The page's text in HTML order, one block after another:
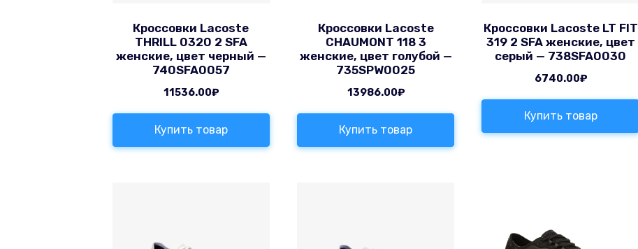
Кроссовки Lacoste
THRILL 0320 2 SFA
женские, цвет черный —
740SFA0057
11536.00₽
Купить товар
Кроссовки Lacoste
CHAUMONT 118 3
женские, цвет голубой —
735SPW0025
13986.00₽
Купить товар
Кроссовки Lacoste LT FIT
319 2 SFA женские, цвет
серый — 738SFA0030
6740.00₽
Купить товар